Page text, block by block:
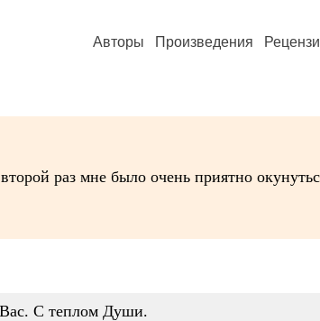
Авторы Произведения
раз мне было очень приятно
Вас. С теплом Души.